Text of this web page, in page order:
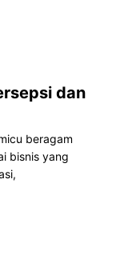
dan
beragam
bisnis yang